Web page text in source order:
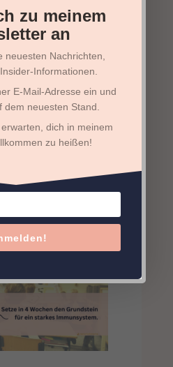
zu meinem
an
neuesten Nachrichten,
Informationen.
E-Mail-Adresse ein und
dem neuesten Stand.
dich in meinem
zu heißen!